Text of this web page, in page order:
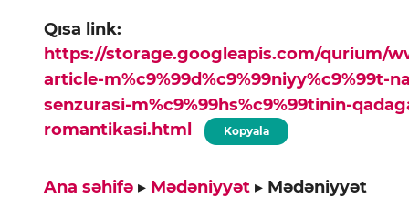
Qısa link:
https://storage.googleapis.com/qurium/
article-m%c9%99d%c9%99niyy%c9%99t-
senzurasi-m%c9%99hs%c9%99tinin-
romantikasi.html
Kopyala
Ana səhifə ▸ Mədəniyyət ▸ Mədəniyyət